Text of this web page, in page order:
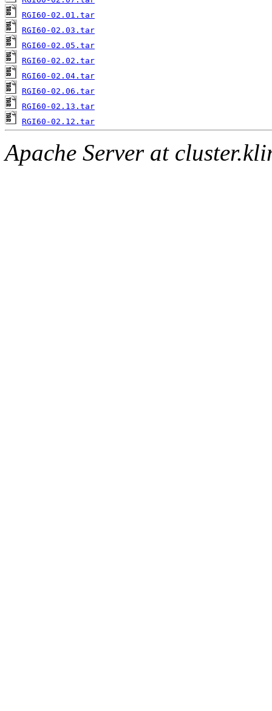
RGI60-02.01.tar
RGI60-02.03.tar
RGI60-02.05.tar
RGI60-02.02.tar
RGI60-02.04.tar
RGI60-02.06.tar
RGI60-02.13.tar
RGI60-02.12.tar
Apache Server at